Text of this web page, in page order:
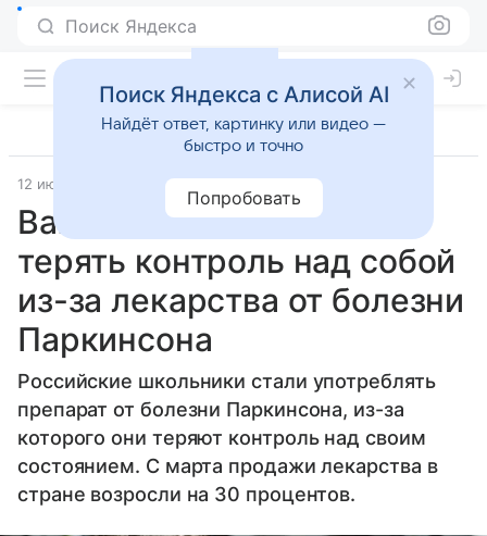
Поиск Яндекса
12 июня 2026 Вечерняя Москва
Baza: Школьники начали
терять контроль над собой
из-за лекарства от болезни
Паркинсона
Российские школьники стали употреблять
препарат от болезни Паркинсона, из-за
которого они теряют контроль над своим
состоянием. С марта продажи лекарства в
стране возросли на 30 процентов.
Поиск Яндекса с Алисой AI
Найдёт ответ, картинку или видео —
быстро и точно
Попробовать